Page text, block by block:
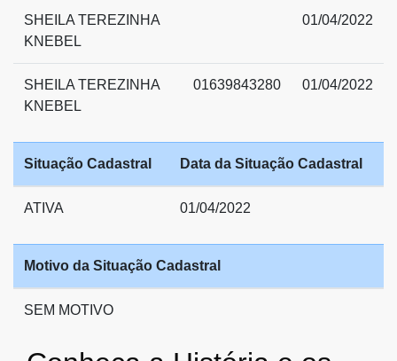
SHEILA TEREZINHA
KNEBEL
01/04/2022
SHEILA TEREZINHA
KNEBEL
01639843280 01/04/2022
Situação Cadastral Data da Situação Cadastral
ATIVA 01/04/2022
Motivo da Situação Cadastral
SEM MOTIVO